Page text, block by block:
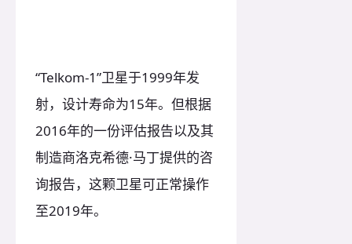
“Telkom-1”卫星于1999年发
射，设计寿命为15年。但根据
2016年的一份评估报告以及其
制造商洛克希德·马丁提供的咨
询报告，这颗卫星可正常操作
至2019年。